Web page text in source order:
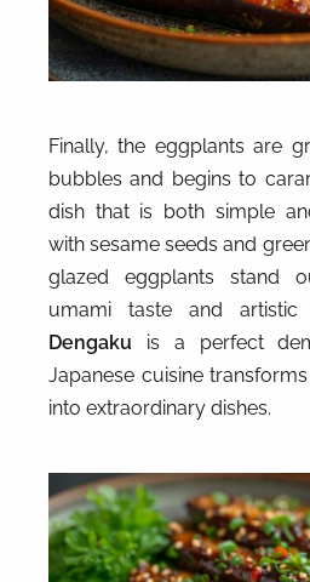
Finally, the eggplants are
bubbles and begins to
dish that is both simple
with sesame seeds and
glazed eggplants stand
umami taste and artistic
Dengaku is a perfect
Japanese cuisine
into extraordinary dishes.